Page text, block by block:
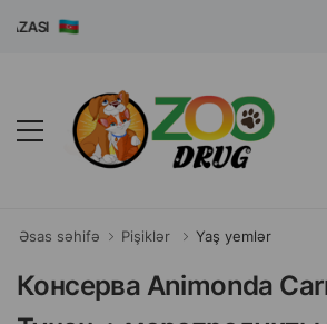
Əsas səhifə Pişiklər Yaş yemlər
Консерва Animonda